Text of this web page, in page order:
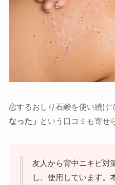
恋するおしり石鹸を使い続け
なった」
という口コミも寄せ
友人から背中ニキビ対
し、使用しています。